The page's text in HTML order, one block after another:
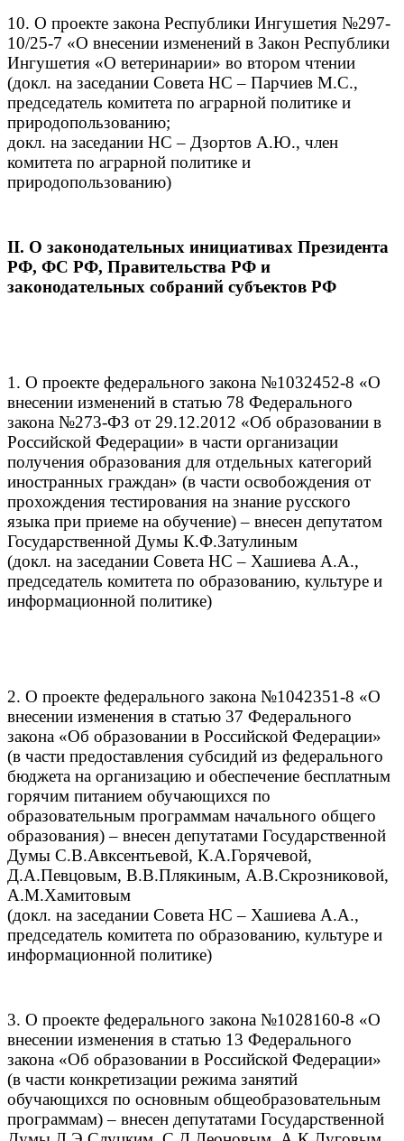
10. О проекте закона Республики Ингушетия №297-
10/25-7 «О внесении изменений в Закон Республики
Ингушетия «О ветеринарии» во втором чтении
(докл. на заседании Совета НС – Парчиев М.С.,
председатель комитета по аграрной политике и
природопользованию;
докл. на заседании НС – Дзортов А.Ю., член
комитета по аграрной политике и
природопользованию)
II. О законодательных инициативах Президента
РФ, ФС РФ, Правительства РФ и
законодательных собраний субъектов РФ
1. О проекте федерального закона №1032452-8 «О
внесении изменений в статью 78 Федерального
закона №273-ФЗ от 29.12.2012 «Об образовании в
Российской Федерации» в части организации
получения образования для отдельных категорий
иностранных граждан» (в части освобождения от
прохождения тестирования на знание русского
языка при приеме на обучение) – внесен депутатом
Государственной Думы К.Ф.Затулиным
(докл. на заседании Совета НС – Хашиева А.А.,
председатель комитета по образованию, культуре и
информационной политике)
2. О проекте федерального закона №1042351-8 «О
внесении изменения в статью 37 Федерального
закона «Об образовании в Российской Федерации»
(в части предоставления субсидий из федерального
бюджета на организацию и обеспечение бесплатным
горячим питанием обучающихся по
образовательным программам начального общего
образования) – внесен депутатами Государственной
Думы С.В.Авксентьевой, К.А.Горячевой,
Д.А.Певцовым, В.В.Плякиным, А.В.Скрозниковой,
А.М.Хамитовым
(докл. на заседании Совета НС – Хашиева А.А.,
председатель комитета по образованию, культуре и
информационной политике)
3. О проекте федерального закона №1028160-8 «О
внесении изменения в статью 13 Федерального
закона «Об образовании в Российской Федерации»
(в части конкретизации режима занятий
обучающихся по основным общеобразовательным
программам) – внесен депутатами Государственной